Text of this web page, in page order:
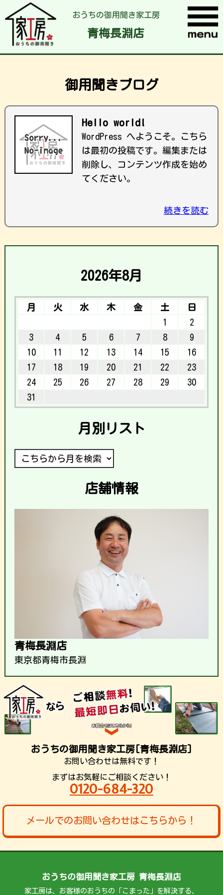
おうちの御用聞き家工房
青梅長淵店
御用聞きブログ
Hello world!
WordPress へようこそ。こちら
は最初の投稿です。編集または
削除し、コンテンツ作成を始め
てください。
続きを読む
2026年8月
月 火 水 木 金 土
日
1
2
3
4 5 6 7 8
9
10
11 12 13 14 15
16
17
18 19 20 21 22
23
24
25 26 27 28 29
30
31
月別リスト
店舗情報
青梅長淵店
東京都青梅市長淵
おうちの御用聞き家工房[青梅長淵店]
お問い合わせは無料です！
まずはお気軽にご相談ください！
0120-684-320
メールでのお問い合わせはこちらから！
おうちの御用聞き家工房 青梅長淵店
家工房は、お客様のおうちの「こまった」を解決する、